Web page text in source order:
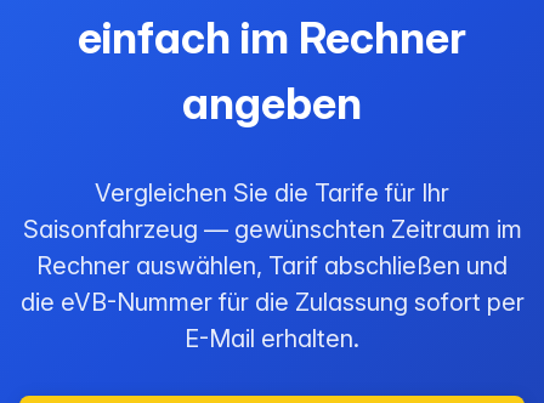
einfach im Rechner
angeben
Vergleichen Sie die Tarife für Ihr
Saisonfahrzeug — gewünschten Zeitraum im
Rechner auswählen, Tarif abschließen und
die eVB-Nummer für die Zulassung sofort per
E-Mail erhalten.